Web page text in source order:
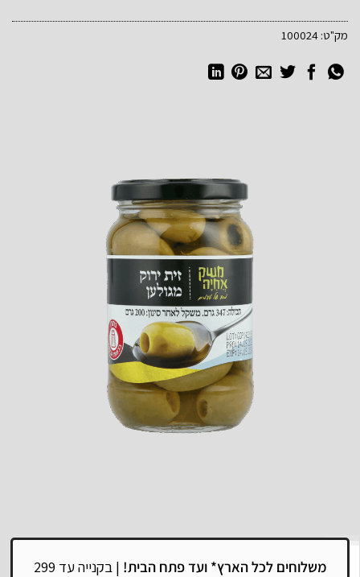
מק"ט: 100024
משלוחים לכל הארץ* ועד פתח הבית! |
בקנייה עד 299